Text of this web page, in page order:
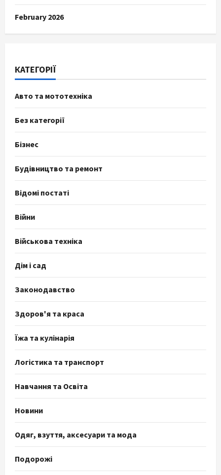
February 2026
КАТЕГОРІЇ
Авто та мототехніка
Без категорії
Бізнес
Будівництво та ремонт
Відомі постаті
Війни
Військова техніка
Дім і сад
Законодавство
Здоров'я та краса
Їжа та кулінарія
Логістика та транспорт
Навчання та Освіта
Новини
Одяг, взуття, аксесуари та мода
Подорожі